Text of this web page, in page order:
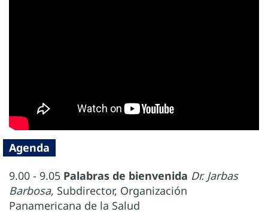
Agenda
9.00 - 9.05 Palabras de bienvenida Dr. Jarbas
Barbosa, Subdirector, Organización
Panamericana de la Salud